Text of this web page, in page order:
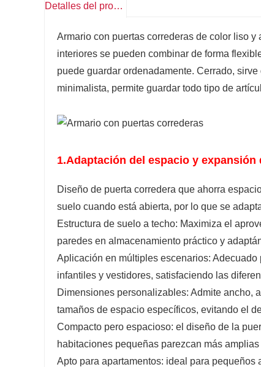
Detalles del producto
Armario con puertas correderas de color liso
interiores se pueden combinar de forma
puede guardar ordenadamente. Cerrado,
minimalista, permite guardar todo tipo de
1.Adaptación del espacio y expansión
Diseño de puerta corredera que ahorra
suelo cuando está abierta, por lo que se
Estructura de suelo a techo: Maximiza el
paredes en almacenamiento práctico y
Aplicación en múltiples escenarios:
infantiles y vestidores, satisfaciendo las
Dimensiones personalizables: Admite ancho,
tamaños de espacio específicos, evitando el
Compacto pero espacioso: el diseño de la
habitaciones pequeñas parezcan más
Apto para apartamentos: ideal para